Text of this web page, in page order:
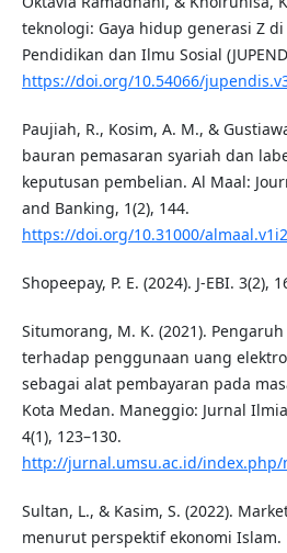
teknologi: Gaya hidup generasi Z
Pendidikan dan Ilmu Sosial
https://doi.org/10.54066/
Paujiah, R., Kosim, A. M., &
bauran pemasaran syariah dan
keputusan pembelian. Al Maal:
and Banking, 1(2), 144.
https://doi.org/10.31000/
Shopeepay, P. E. (2024). J-EBI. 3(2),
Situmorang, M. K. (2021).
terhadap penggunaan uang
sebagai alat pembayaran pada
Kota Medan. Maneggio: Jurnal
4(1), 123–130.
http://jurnal.umsu.ac.id/
Sultan, L., & Kasim, S. (2022).
menurut perspektif ekonomi Islam.